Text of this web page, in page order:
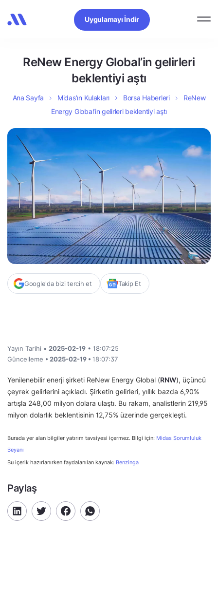
Uygulamayı İndir
ReNew Energy Global’in gelirleri
beklentiyi aştı
Ana Sayfa Midas’ın Kulakları Borsa Haberleri
ReNew
Energy Global’in gelirleri beklentiyi aştı
Google'da bizi tercih et Takip Et
Yayın Tarihi • 2025-02-19 • 18:07:25
Güncelleme • 2025-02-19 • 18:07:37
Yenilenebilir enerji şirketi ReNew Energy Global (RNW), üçüncü
çeyrek gelirlerini açıkladı. Şirketin gelirleri, yıllık bazda 6,90%
artışla 248,00 milyon dolara ulaştı. Bu rakam, analistlerin 219,95
milyon dolarlık beklentisinin 12,75% üzerinde gerçekleşti.
Burada yer alan bilgiler yatırım tavsiyesi içermez. Bilgi için: Midas Sorumluluk
Beyanı
Bu içerik hazırlanırken faydalanılan kaynak: Benzinga
Paylaş